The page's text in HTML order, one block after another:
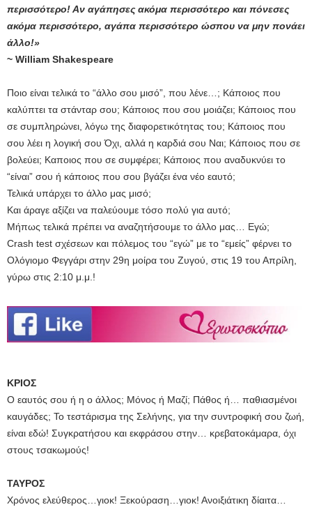
περισσότερο! Αν αγάπησες ακόμα περισσότερο και πόνεσες
ακόμα περισσότερο, αγάπα περισσότερο ώσπου να μην πονάει
άλλο!»
~ William Shakespeare
Ποιο είναι τελικά το “άλλο σου μισό”, που λένε…; Κάποιος που
καλύπτει τα στάνταρ σου; Κάποιος που σου μοιάζει; Κάποιος που
σε συμπληρώνει, λόγω της διαφορετικότητας του; Κάποιος που
σου λέει η λογική σου Όχι, αλλά η καρδιά σου Ναι; Κάποιος που σε
βολεύει; Καποιος που σε συμφέρει; Κάποιος που αναδυκνύει το
“είναι” σου ή κάποιος που σου βγάζει ένα νέο εαυτό;
Τελικά υπάρχει το άλλο μας μισό;
Και άραγε αξίζει να παλεύουμε τόσο πολύ για αυτό;
Μήπως τελικά πρέπει να αναζητήσουμε το άλλο μας… Εγώ;
Crash test σχέσεων και πόλεμος του “εγώ” με το “εμείς” φέρνει το
Ολόγιομο Φεγγάρι στην 29η μοίρα του Ζυγού, στις 19 του Απρίλη,
γύρω στις 2:10 μ.μ.!
ΚΡΙΟΣ
Ο εαυτός σου ή η ο άλλος; Μόνος ή Μαζί; Πάθος ή… παθιασμένοι
καυγάδες; Το τεστάρισμα της Σελήνης, για την συντροφική σου ζωή,
είναι εδώ! Συγκρατήσου και εκφράσου στην… κρεβατοκάμαρα, όχι
στους τσακωμούς!
ΤΑΥΡΟΣ
Χρόνος ελεύθερος…γιοκ! Ξεκούραση…γιοκ! Ανοιξιάτικη δίαιτα…